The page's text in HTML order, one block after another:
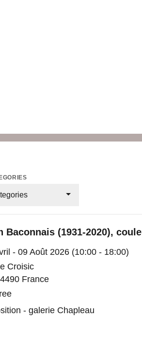
Baconnais (1931-2020),
- 09 Août 2026 (10:00 - 18:00)
Croisic
France
- galerie Chapleau